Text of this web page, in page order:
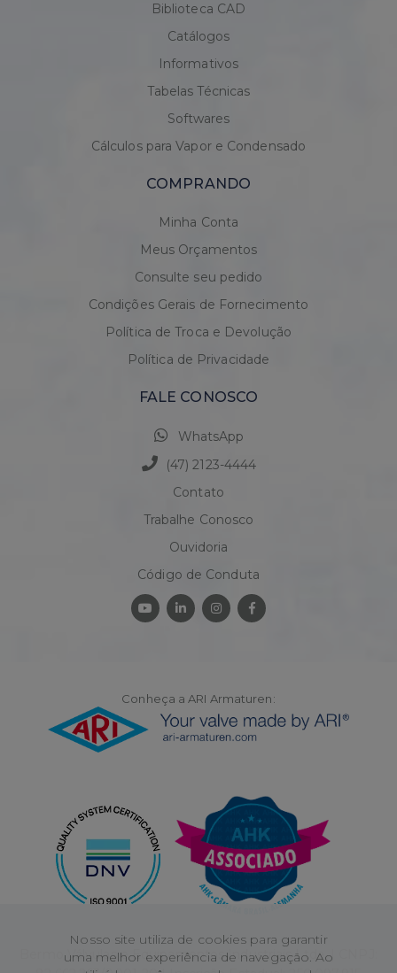
Nosso site utiliza de cookies para garantir
uma melhor experiência de navegação. Ao
Biblioteca CAD
Catálogos
Informativos
Tabelas Técnicas
Softwares
Cálculos para Vapor e Condensado
COMPRANDO
Minha Conta
Meus Orçamentos
Consulte seu pedido
Condições Gerais de Fornecimento
Política de Troca e Devolução
Política de Privacidade
FALE CONOSCO
WhatsApp
(47) 2123-4444
Contato
Trabalhe Conosco
Ouvidoria
Código de Conduta
Conheça a ARI Armaturen:
Bermo Válvulas e Equipamentos Industriais Ltda. | CNPJ: